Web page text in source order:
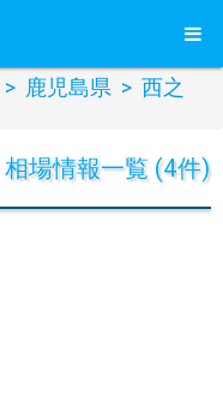
> 鹿児島県 > 西之
場情報一覧 (4件)